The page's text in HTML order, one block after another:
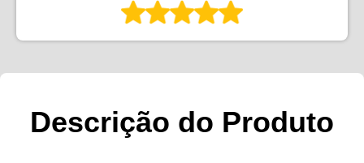
Descrição do Produto